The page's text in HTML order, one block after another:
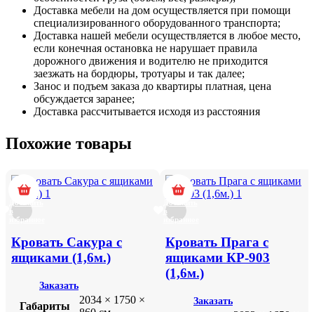
Доставка мебели на дом осуществляется при помощи
специализированного оборудованного транспорта;
Доставка нашей мебели осуществляется в любое место,
если конечная остановка не нарушает правила
дорожного движения и водителю не приходится
заезжать на бордюры, тротуары и так далее;
Занос и подъем заказа до квартиры платная, цена
обсуждается заранее;
Доставка рассчитывается исходя из расстояния
Похожие товары
Добавить
в
избранное
Кровать Сакура с
ящиками (1,6м.)
Заказать
Габариты
2034 × 1750 ×
Добавить
в
избранное
Кровать Прага с
ящиками КР-903
(1,6м.)
Заказать